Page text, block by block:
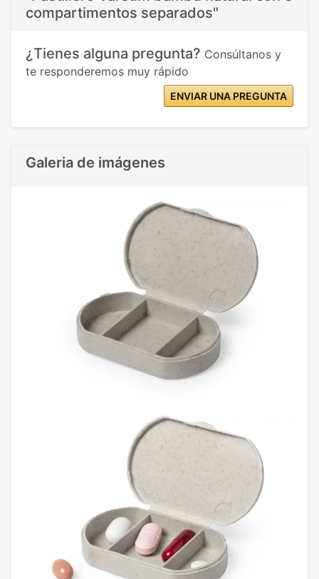
compartimentos separados"
¿Tienes alguna pregunta? Consúltanos y
te responderemos muy rápido
ENVIAR UNA PREGUNTA
Galeria de imágenes